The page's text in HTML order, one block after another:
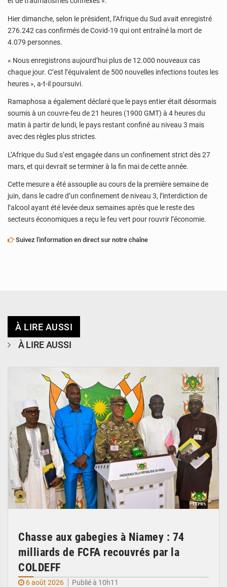
Hier dimanche, selon le président, l’Afrique du Sud avait enregistré
276.242 cas confirmés de Covid-19 qui ont entraîné la mort de
4.079 personnes.
« Nous enregistrons aujourd’hui plus de 12.000 nouveaux cas
chaque jour. C’est l’équivalent de 500 nouvelles infections toutes les
heures », a-t-il poursuivi.
Ramaphosa a également déclaré que le pays entier était désormais
soumis à un couvre-feu de 21 heures (1900 GMT) à 4 heures du
matin à partir de lundi, le pays restant confiné au niveau 3 mais
avec des règles plus strictes.
L’Afrique du Sud s’est engagée dans un confinement strict dès 27
mars, et qui devrait se terminer à la fin mai de cette année.
Cette mesure a été assouplie au cours de la première semaine de
juin, dans le cadre d’un confinement de niveau 3, l’interdiction de
l’alcool ayant été levée deux semaines après que le reste des
secteurs économiques a reçu le feu vert pour rouvrir l’économie.
Suivez l'information en direct sur notre chaîne
À LIRE AUSSI
À LIRE AUSSI
Chasse aux gabegies à Niamey : 74
milliards de FCFA recouvrés par la
COLDEFF
6 août 2026
Publié à 10h11